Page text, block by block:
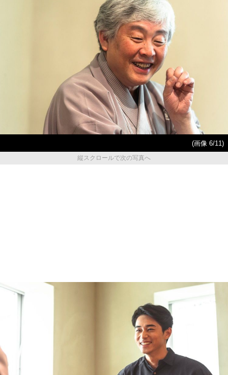
(画像 6/11)
縦スクロールで次の写真へ